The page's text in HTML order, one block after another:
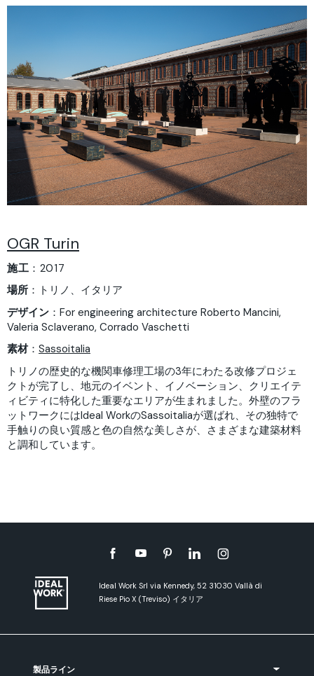
OGR Turin
施工 ：2017
場所 ：トリノ、イタリア
デザイン ：For engineering architecture Roberto Mancini,
Valeria Sclaverano, Corrado Vaschetti
素材： Sassoitalia
トリノの歴史的な機関車修理工場の3年にわたる改修プロジェ
クトが完了し、地元のイベント、イノベーション、クリエイテ
ィビティに特化した重要なエリアが生まれました。外壁のフラ
ットワークにはIdeal WorkのSassoitaliaが選ばれ、その独特で
手触りの良い質感と色の自然な美しさが、さまざまな建築材料
と調和しています。
Ideal Work Srl via Kennedy, 52 31030 Vallà di
Riese Pio X (Treviso) イタリア
製品ライン